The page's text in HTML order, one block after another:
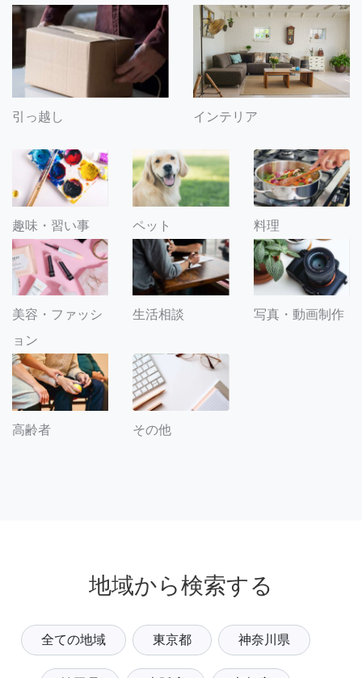
引っ越し インテリア
趣味・習い事 ペット 料理
美容・ファッシ
ョン
生活相談 写真・動画制作
高齢者 その他
地域から検索する
全ての地域 東京都 神奈川県